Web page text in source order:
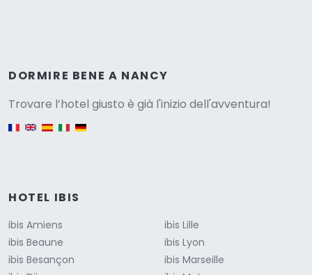
DORMIRE BENE A NANCY
Trovare l’hotel giusto è già l'inizio dell'avventura!
HOTEL IBIS
ibis Amiens
ibis Beaune
ibis Besançon
ibis Lille
ibis Lyon
ibis Marseille